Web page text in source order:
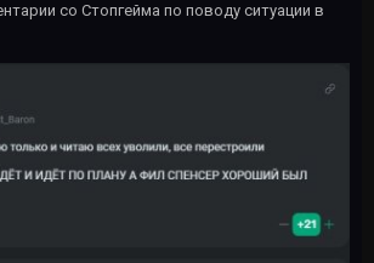
со Стопгейма по поводу ситуации в